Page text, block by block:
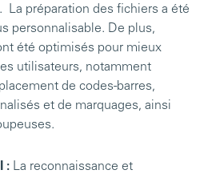
La préparation des fichiers a été
personnalisable. De plus,
été optimisés pour mieux
utilisateurs, notamment
de codes-barres,
et de marquages, ainsi
: La reconnaissance et